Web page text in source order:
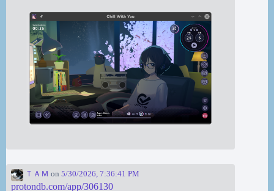
ＴＡＭ on 5/30/2026, 7:36:41 PM
protondb.com/app/306130